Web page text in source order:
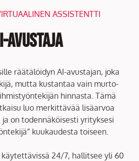
ASSISTENTTI
avustaja
räätälöidyn AI-avustajan, joka
mutta kustantaa vain murto-
hinnasta. Tämä
luo merkittävää lisäarvoa
on todennäköisesti yrityksesi
kuukaudesta toiseen.
24/7, hallitsee yli 60